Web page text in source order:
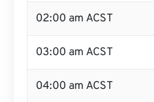
02:00 am ACST
03:00 am ACST
04:00 am ACST